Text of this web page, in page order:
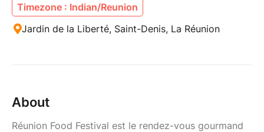
Timezone : Indian/Reunion
Jardin de la Liberté, Saint-Denis, La Réunion
About
Réunion Food Festival est le rendez-vous gourmand